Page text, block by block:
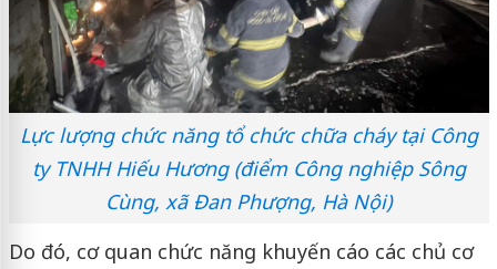
Lực lượng chức năng tổ chức chữa cháy tại Công
ty TNHH Hiếu Hương (điểm Công nghiệp Sông
Cùng, xã Đan Phượng, Hà Nội)
Do đó, cơ quan chức năng khuyến cáo các chủ cơ